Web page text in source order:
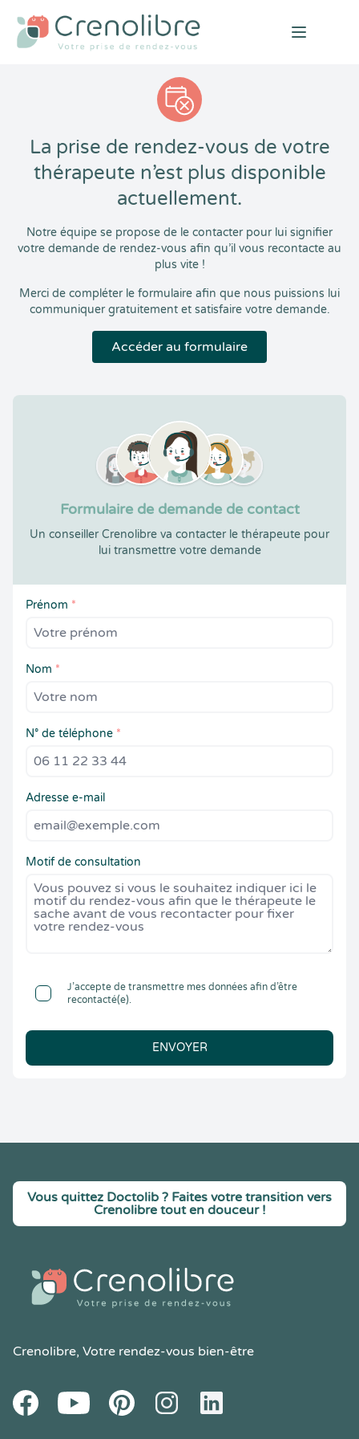
Open
La prise de rendez-vous de votre
thérapeute n’est plus disponible
actuellement.
Notre équipe se propose de le contacter pour lui signifier
votre demande de rendez-vous afin qu’il vous recontacte au
plus vite !
Merci de compléter le formulaire afin que nous puissions lui
communiquer gratuitement et satisfaire votre demande.
Accéder au formulaire
Formulaire de demande de contact
Un conseiller Crenolibre va contacter le thérapeute pour
lui transmettre votre demande
Prénom *
Nom *
N° de téléphone *
Adresse e-mail
Motif de consultation
J’accepte de transmettre mes données afin d’être
recontacté(e).
ENVOYER
Vous quittez Doctolib ? Faites votre transition vers
Crenolibre tout en douceur !
Crenolibre, Votre rendez-vous bien-être
FacebookYoutube PinteresetInstagramLinkedIn